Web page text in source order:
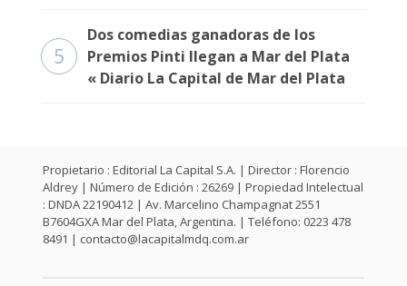
5
Dos comedias ganadoras de los
Premios Pinti llegan a Mar del Plata
« Diario La Capital de Mar del Plata
Propietario : Editorial La Capital S.A. | Director : Florencio
Aldrey | Número de Edición : 26269 | Propiedad Intelectual
: DNDA 22190412 | Av. Marcelino Champagnat 2551
B7604GXA Mar del Plata, Argentina. | Teléfono: 0223 478
8491 | contacto@lacapitalmdq.com.ar